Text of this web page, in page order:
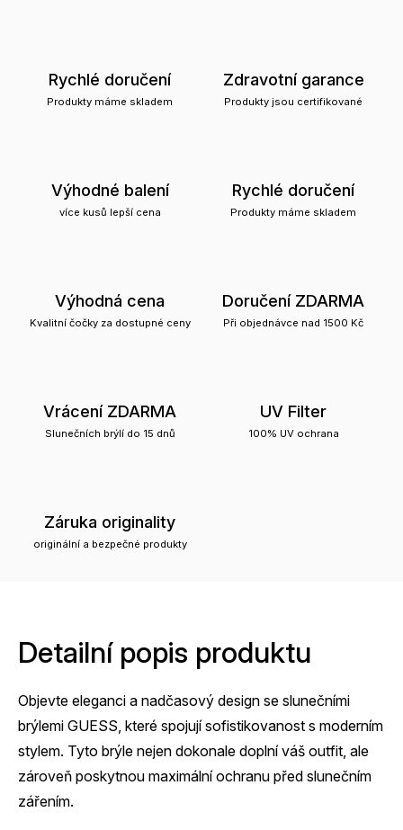
Rychlé doručení
Produkty máme skladem
Zdravotní garance
Produkty jsou certifikované
Výhodné balení
více kusů lepší cena
Rychlé doručení
Produkty máme skladem
Výhodná cena
Kvalitní čočky za dostupné ceny
Doručení ZDARMA
Při objednávce nad 1500 Kč
Vrácení ZDARMA
Slunečních brýlí do 15 dnů
UV Filter
100% UV ochrana
Záruka originality
originální a bezpečné produkty
Detailní popis produktu
Objevte eleganci a nadčasový design se slunečními
brýlemi GUESS, které spojují sofistikovanost s moderním
stylem. Tyto brýle nejen dokonale doplní váš outfit, ale
zároveň poskytnou maximální ochranu před slunečním
zářením.